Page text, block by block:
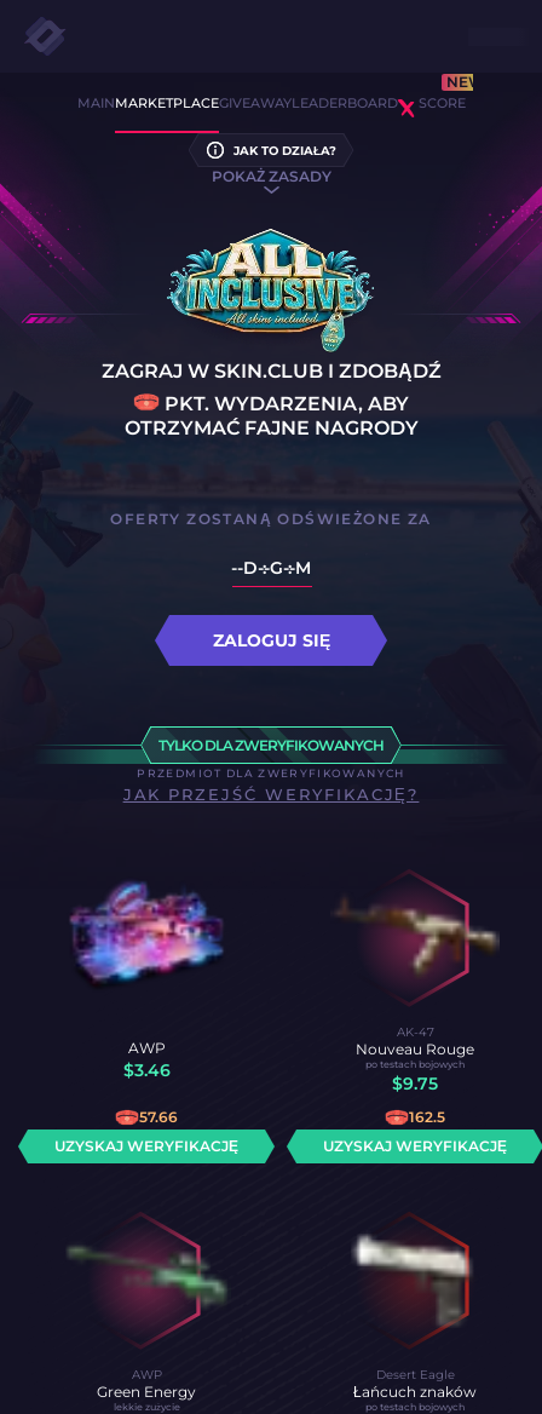
MAINMARKETPLACEGIVEAWAYLEADERBOARD SCORE
NEW
JAK TO DZIAŁA?
POKAŻ ZASADY
ZAGRAJ W SKIN.CLUBI ZDOBĄDŹ
PKT. WYDARZENIA, ABY
OTRZYMAĆ FAJNE NAGRODY
OFERTY ZOSTANĄ ODŚWIEŻONE ZA
--D--G--M
ZALOGUJ SIĘ
TYLKO DLA ZWERYFIKOWANYCH
PRZEDMIOT DLA ZWERYFIKOWANYCH
JAK PRZEJŚĆ WERYFIKACJĘ?
AWP
$3.46
57.66
UZYSKAJ WERYFIKACJĘ
AK-47
Nouveau Rouge
po testach bojowych
$9.75
162.5
UZYSKAJ WERYFIKACJĘ
AWP
Green Energy
lekkie zużycie
Desert Eagle
Łańcuch znaków
po testach bojowych